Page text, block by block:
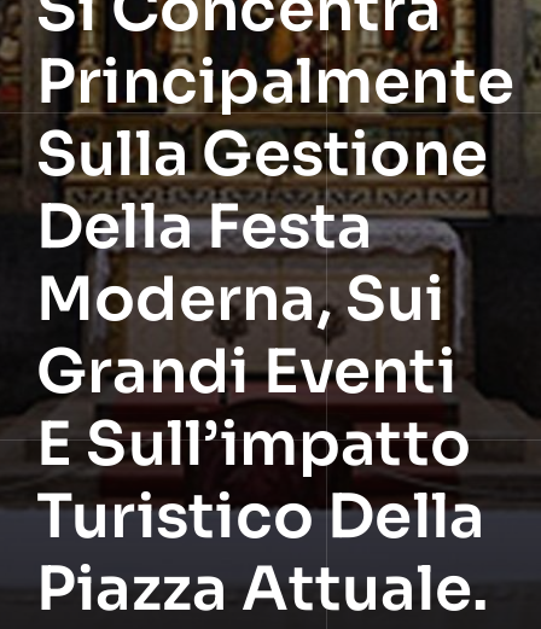
Principalmente
Sulla Gestione
Della Festa
Moderna, Sui
Grandi Eventi
E Sull’impatto
Turistico Della
Piazza Attuale.